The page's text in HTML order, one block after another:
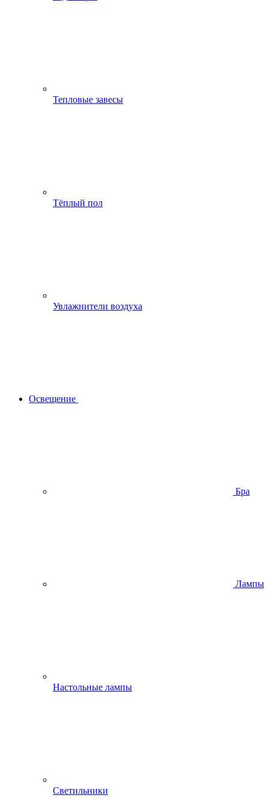
Тепловые завесы
Тёплый пол
Увлажнители воздуха
Освещение
Бра
Лампы
Настольные лампы
Светильники